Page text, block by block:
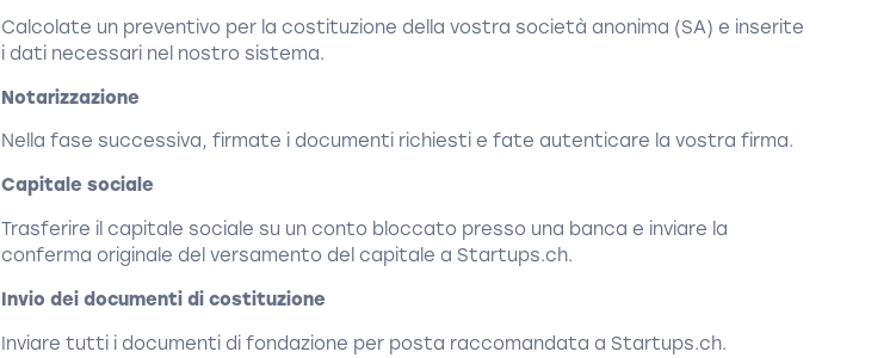
Calcolate un preventivo per la costituzione della vostra società anonima (SA) e inserite
i dati necessari nel nostro sistema.
Notarizzazione
Nella fase successiva, firmate i documenti richiesti e fate autenticare la vostra firma.
Capitale sociale
Trasferire il capitale sociale su un conto bloccato presso una banca e inviare la
conferma originale del versamento del capitale a Startups.ch.
Invio dei documenti di costituzione
Inviare tutti i documenti di fondazione per posta raccomandata a Startups.ch.